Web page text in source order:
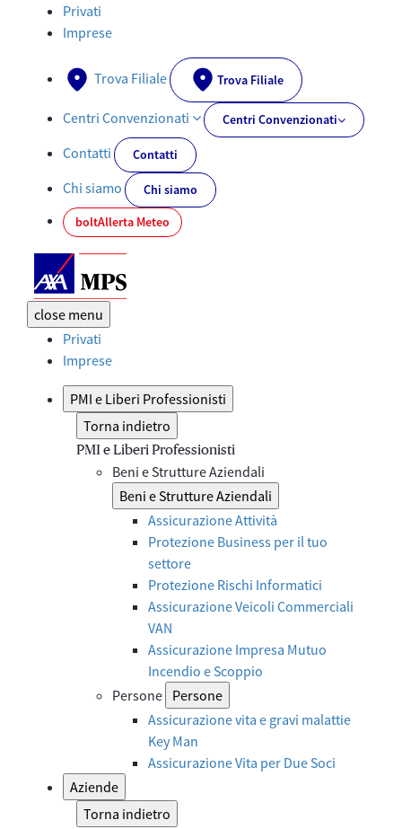
Assicurazioni per imprese, PMI e liberi professionisti | AXA MPS -
Privati
Imprese
Trova Filiale Trova Filiale
Centri Convenzionati Centri Convenzionati
Contatti Contatti
Chi siamo
Chi siamo
boltAllerta Meteo
close menu
Privati
Imprese
PMI e Liberi Professionisti
Torna indietro
PMI e Liberi Professionisti
Beni e Strutture Aziendali
Beni e Strutture Aziendali
Assicurazione Attività
Protezione Business per il tuo
settore
Protezione Rischi Informatici
Assicurazione Veicoli Commerciali
VAN
Assicurazione Impresa Mutuo
Incendio e Scoppio
Persone Persone
Assicurazione vita e gravi malattie
Key Man
Assicurazione Vita per Due Soci
Aziende
Torna indietro